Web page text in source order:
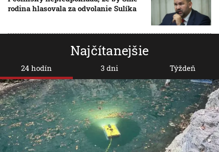
rodina hlasovala za odvolanie Sulíka
Najčítanejšie
24 hodín 3 dni Týždeň